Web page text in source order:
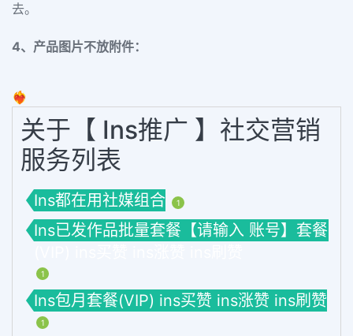
去。
4、产品图片不放附件：
❤️‍🔥
关于【 Ins推广 】社交营销
服务列表
Ins都在用社媒组合 1
Ins已发作品批量套餐【请输入 账号】套餐
1
Ins包月套餐(VIP) ins买赞 ins涨赞 ins刷赞
1